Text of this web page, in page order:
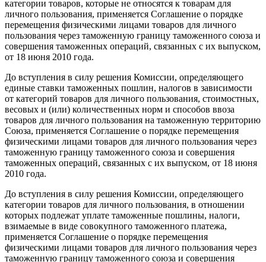
категории товаров, которые не относятся к товарам для
личного пользования, применяется Соглашение о порядке
перемещения физическими лицами товаров для личного
пользования через таможенную границу таможенного союза и
совершения таможенных операций, связанных с их выпуском,
от 18 июня 2010 года.
До вступления в силу решения Комиссии, определяющего
единые ставки таможенных пошлин, налогов в зависимости
от категорий товаров для личного пользования, стоимостных,
весовых и (или) количественных норм и способов ввоза
товаров для личного пользования на таможенную территорию
Союза, применяется Соглашение о порядке перемещения
физическими лицами товаров для личного пользования через
таможенную границу таможенного союза и совершения
таможенных операций, связанных с их выпуском, от 18 июня
2010 года.
До вступления в силу решения Комиссии, определяющего
категории товаров для личного пользования, в отношении
которых подлежат уплате таможенные пошлины, налоги,
взимаемые в виде совокупного таможенного платежа,
применяется Соглашение о порядке перемещения
физическими лицами товаров для личного пользования через
таможенную границу таможенного союза и совершения